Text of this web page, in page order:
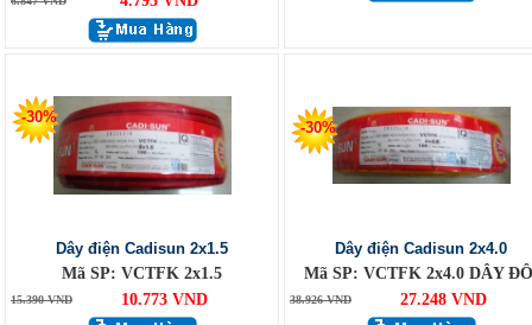
-30%
Dây điện Cadisun 2x1.5
Mã SP: VCTFK 2x1.5
15.390 VND 10.773 VND
-30%
Dây điện Cadisun 2x4.0
Mã SP: VCTFK 2x4.0 DÂY
38.926 VND 27.248 VND